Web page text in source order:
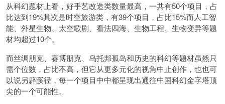
从科幻题材上看，好手艺改造类数量最高，一共有50个项目，占
比达到19%其次是时空旅游类，有39个项目，占比15%而人工智
能、外星生物、太空歌剧、看法四海、生物工程、生物变异等题
材均超过10个。
而丝绸朋克、赛博朋克、乌托邦孤岛和历史的科幻等题材虽然只
需个位数，占比不高，但它从更多元化的视角中止创作，也也可
以说另辟蹊径，每一个项目中中都呈现出通往中国科幻金字塔顶
尖的一个可能性。